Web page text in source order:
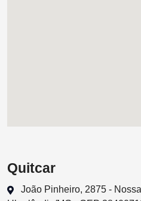
Quitcar
João Pinheiro, 2875 -